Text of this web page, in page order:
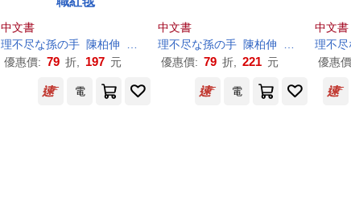
小天野
中文書
理不尽な孫の手 陳柏伸
シロタカ
優惠價: 79 折, 197 元
中文書
理不尽な孫の手 陳柏伸
シロタカ
優惠價: 79 折, 221 元
中文書
理不尽
優惠
電 電